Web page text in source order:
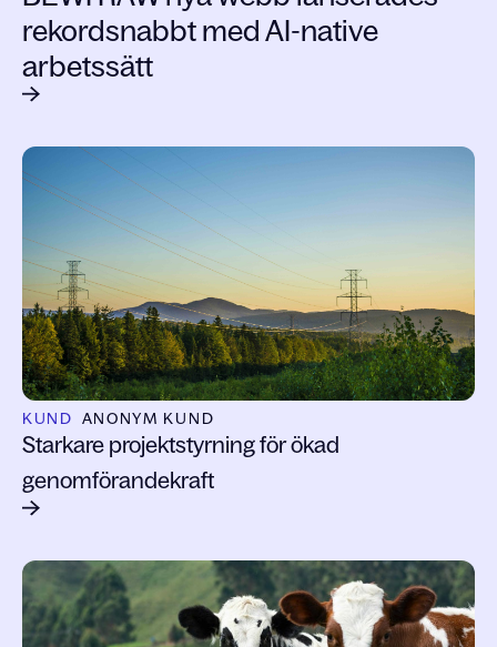
rekordsnabbt med AI-native
arbetssätt
KUND ANONYM KUND
Starkare projektstyrning för ökad
genomförandekraft